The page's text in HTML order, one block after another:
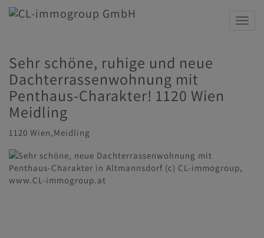
Sehr schöne, ruhige und neue
Dachterrassenwohnung mit
Penthaus-Charakter! 1120 Wien
Meidling
1120 Wien,Meidling